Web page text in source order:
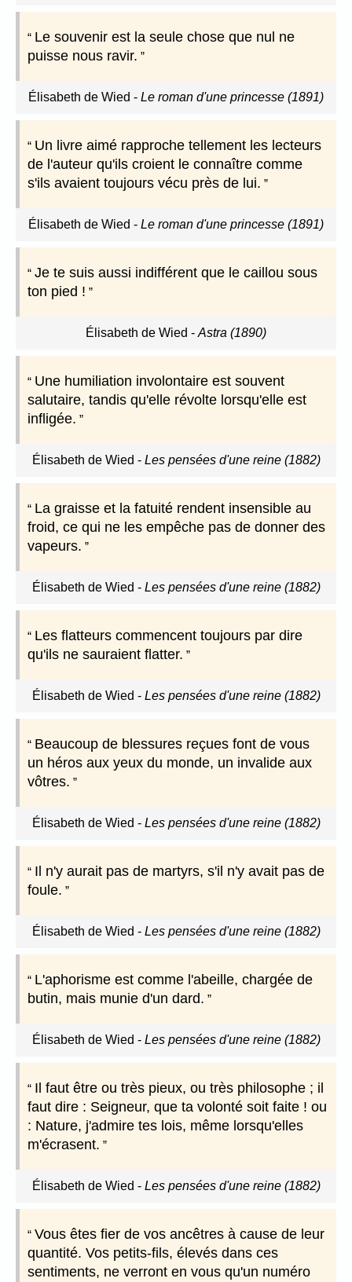
Le souvenir est la seule chose que nul ne
puisse nous ravir.
Élisabeth de Wied - Le roman d'une princesse (1891)
Un livre aimé rapproche tellement les lecteurs
de l'auteur qu'ils croient le connaître comme
s'ils avaient toujours vécu près de lui.
Élisabeth de Wied - Le roman d'une princesse (1891)
Je te suis aussi indifférent que le caillou sous
ton pied !
Élisabeth de Wied - Astra (1890)
Une humiliation involontaire est souvent
salutaire, tandis qu'elle révolte lorsqu'elle est
infligée.
Élisabeth de Wied - Les pensées d'une reine (1882)
La graisse et la fatuité rendent insensible au
froid, ce qui ne les empêche pas de donner des
vapeurs.
Élisabeth de Wied - Les pensées d'une reine (1882)
Les flatteurs commencent toujours par dire
qu'ils ne sauraient flatter.
Élisabeth de Wied - Les pensées d'une reine (1882)
Beaucoup de blessures reçues font de vous
un héros aux yeux du monde, un invalide aux
vôtres.
Élisabeth de Wied - Les pensées d'une reine (1882)
Il n'y aurait pas de martyrs, s'il n'y avait pas de
foule.
Élisabeth de Wied - Les pensées d'une reine (1882)
L'aphorisme est comme l'abeille, chargée de
butin, mais munie d'un dard.
Élisabeth de Wied - Les pensées d'une reine (1882)
Il faut être ou très pieux, ou très philosophe ; il
faut dire : Seigneur, que ta volonté soit faite ! ou
: Nature, j'admire tes lois, même lorsqu'elles
m'écrasent.
Élisabeth de Wied - Les pensées d'une reine (1882)
Vous êtes fier de vos ancêtres à cause de leur
quantité. Vos petits-fils, élevés dans ces
sentiments, ne verront en vous qu'un numéro